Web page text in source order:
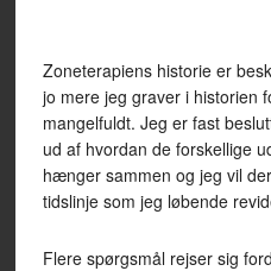
Zoneterapiens historie er
jo mere jeg graver i historien
mangelfuldt. Jeg er fast
ud af hvordan de forskellige
hænger sammen og jeg vil
tidslinje som jeg løbende
Flere spørgsmål rejser sig